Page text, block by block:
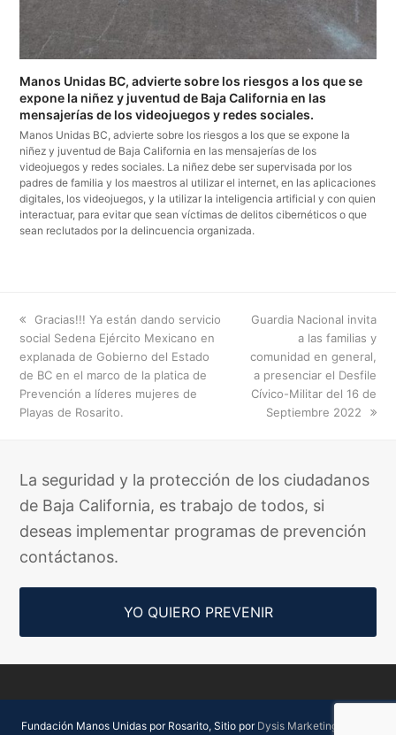
Manos Unidas BC, advierte sobre los riesgos a los que se
expone la niñez y juventud de Baja California en las
mensajerías de los videojuegos y redes sociales.
Manos Unidas BC, advierte sobre los riesgos a los que se expone la
niñez y juventud de Baja California en las mensajerías de los
videojuegos y redes sociales. La niñez debe ser supervisada por los
padres de familia y los maestros al utilizar el internet, en las aplicaciones
digitales, los videojuegos, y la utilizar la inteligencia artificial y con quien
interactuar, para evitar que sean víctimas de delitos cibernéticos o que
sean reclutados por la delincuencia organizada.
previous
post:
Gracias!!! Ya están dando servicio
social Sedena Ejército Mexicano en
explanada de Gobierno del Estado
de BC en el marco de la platica de
Prevención a líderes mujeres de
Playas de Rosarito.
next
Guardia Nacional invita
a las familias y
comunidad en general,
a presenciar el Desfile
Cívico-Militar del 16 de
Septiembre 2022
La seguridad y la protección de los ciudadanos
de Baja California, es trabajo de todos, si
deseas implementar programas de prevención
contáctanos.
YO QUIERO PREVENIR
Fundación Manos Unidas por Rosarito, Sitio por Dysis Marketing Digital.